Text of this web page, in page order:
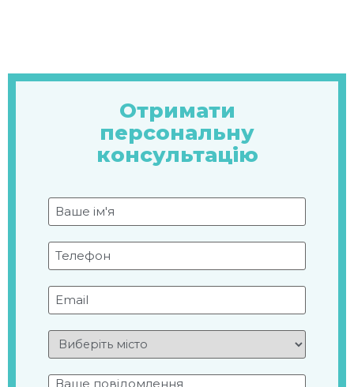
Отримати
персональну
консультацію